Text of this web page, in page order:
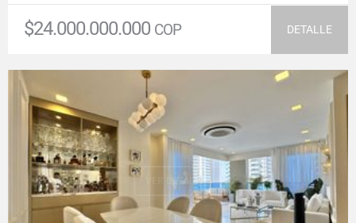
$24.000.000.000 COP DETALLE
VER DETALLES